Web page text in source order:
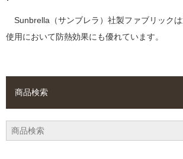
Sunbrella（サンブレラ）社製ファブリック
使用において防熱効果にも優れています。
商品検索